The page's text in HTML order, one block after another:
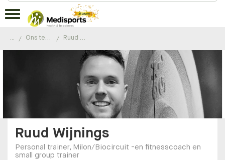
... Ons team Ruud Wijnings
Ruud Wijnings
Personal trainer, Milon/Biocircuit -en fitnesscoach en
small group trainer